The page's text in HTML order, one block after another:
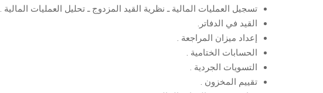
تسجيل العمليات المالية ـ نظرية القيد المزدوج ـ تحليل العمليات المالية .
القيد في الدفاتر.
إعداد ميزان المراجعة .
الحسابات الختامية .
التسويات الجردية .
تقييم المخزون .